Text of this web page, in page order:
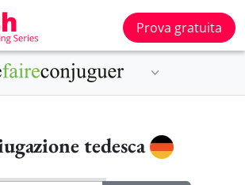
Prova gratuita
tedesca